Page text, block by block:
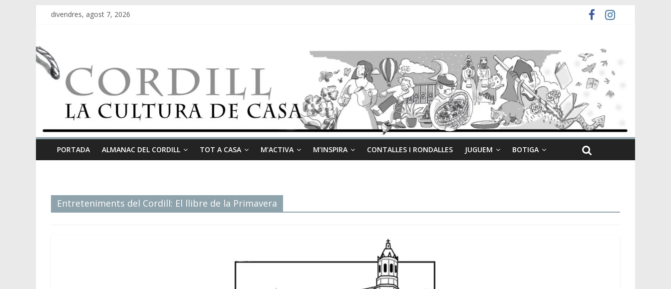
divendres, agost 7, 2026
PORTADA ALMANAC DEL CORDILL TOT A CASA M’ACTIVA M’INSPIRA CONTALLES I RONDALLES JUGUEM BOTIGA
Entreteniments del Cordill: El llibre de la Primavera